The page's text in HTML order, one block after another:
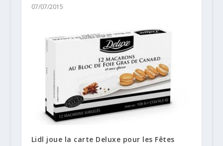
07/07/2015
Lidl joue la carte Deluxe pour les Fêtes